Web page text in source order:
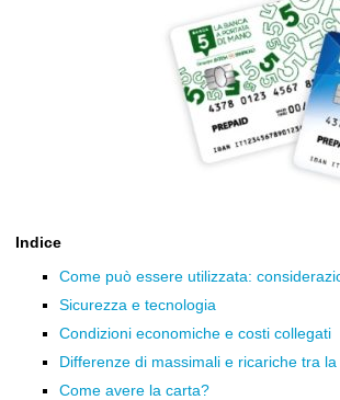
Indice
Come può essere utilizzata:
Sicurezza e tecnologia
Condizioni economiche e costi collegati
Differenze di massimali e ricariche tra
Come avere la carta?